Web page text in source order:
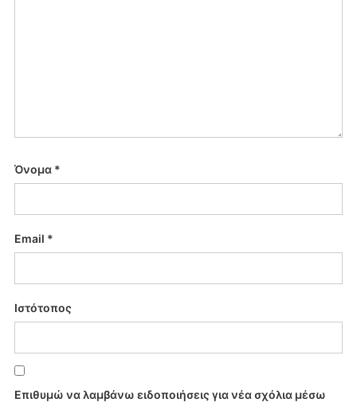
Όνομα *
Email *
Ιστότοπος
Επιθυμώ να λαμβάνω ειδοποιήσεις για νέα σχόλια μέσω